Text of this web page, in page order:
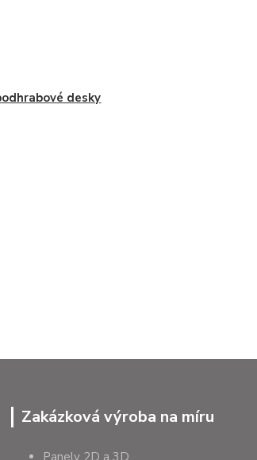
desky
Zakázková výroba na míru
Panely 2D a 3D